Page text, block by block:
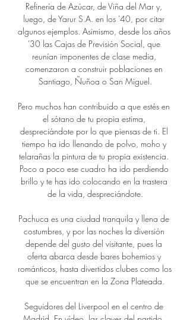
Refinería de Azúcar, de Viña del Mar y,
luego, de Yarur S.A. en los '40, por citar
algunos ejemplos. Asimismo, desde los años
'30 las Cajas de Previsión Social, que
reunían imponentes de clase media,
comenzaron a construir poblaciones en
Santiago, Ñuñoa o San Miguel.
Pero muchos han contribuido a que estés en
el sótano de tu propia estima,
despreciándote por lo que piensas de ti. El
tiempo ha ido llenando de polvo, moho y
telarañas la pintura de tu propia existencia.
Poco a poco ese cuadro ha ido perdiendo
brillo y te has ido colocando en la trastera
de la vida, despreciándote.
Pachuca es una ciudad tranquila y llena de
costumbres, y por las noches la diversión
depende del gusto del visitante, pues la
oferta abarca desde bares bohemios y
románticos, hasta divertidos clubes como los
que se encuentran en la Zona Plateada.
Seguidores del Liverpool en el centro de